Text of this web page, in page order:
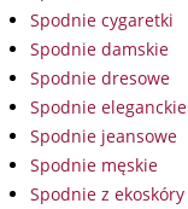
Spodnie cygaretki
Spodnie damskie
Spodnie dresowe
Spodnie eleganckie
Spodnie jeansowe
Spodnie męskie
Spodnie z ekoskóry